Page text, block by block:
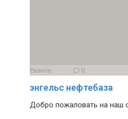
Разное 0
энгельс нефтебаза
Добро пожаловать на наш